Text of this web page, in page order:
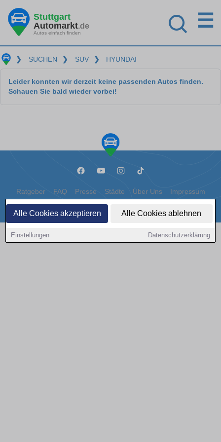
Alle Cookies akzeptieren Alle Cookies ablehnen
Einstellungen Datenschutzerklärung
Stuttgart
Automarkt.de
Autos einfach finden
☰
❯ SUCHEN ❯ SUV ❯ HYUNDAI
Leider konnten wir derzeit keine passenden Autos finden.
Schauen Sie bald wieder vorbei!
Ratgeber FAQ Presse Städte Über Uns Impressum
Datenschutz Cookies
Copyright © 2000 - 2026 | 1A Infosysteme GmbH | Content by: 1a-sites-autos